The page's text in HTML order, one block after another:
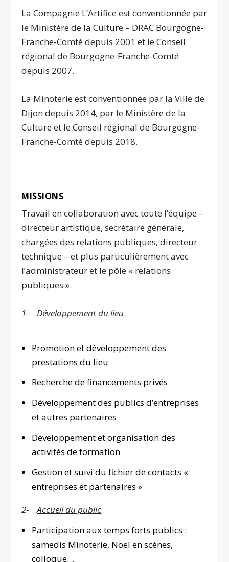
La Compagnie L’Artifice est conventionnée par
le Ministère de la Culture – DRAC Bourgogne-
Franche-Comté depuis 2001 et le Conseil
régional de Bourgogne-Franche-Comté
depuis 2007.
La Minoterie est conventionnée par la Ville de
Dijon depuis 2014, par le Ministère de la
Culture et le Conseil régional de Bourgogne-
Franche-Comté depuis 2018.
MISSIONS
Travail en collaboration avec toute l’équipe –
directeur artistique, secrétaire générale,
chargées des relations publiques, directeur
technique – et plus particulièrement avec
l’administrateur et le pôle « relations
publiques ».
1-Développement du lieu
Promotion et développement des
prestations du lieu
Recherche de financements privés
Développement des publics d’entreprises
et autres partenaires
Développement et organisation des
activités de formation
Gestion et suivi du fichier de contacts «
entreprises et partenaires »
2-Accueil du public
Participation aux temps forts publics :
samedis Minoterie, Noël en scènes,
colloque…